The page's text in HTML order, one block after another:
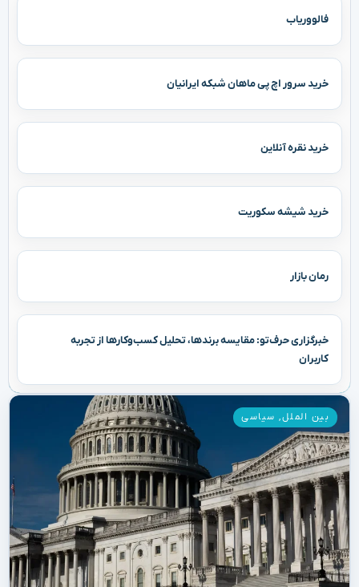
فالووریاب
خرید سرور اچ پی ماهان شبکه ایرانیان
خرید نقره آنلاین
خرید شیشه سکوریت
رمان بازار
خبرگزاری حرف‌تو: مقایسه برندها، تحلیل کسب‌وکارها از تجربه
کاربران
بین الملل, سیاسی